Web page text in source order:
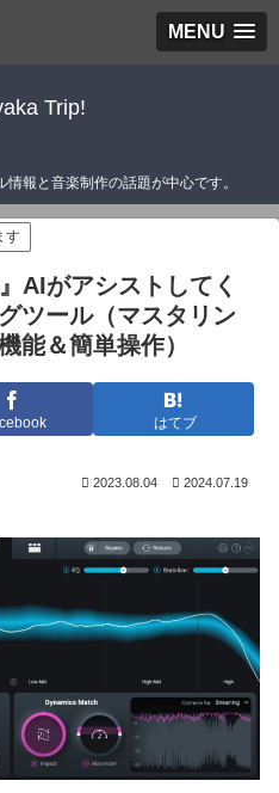
MENU
Trip!
報と音楽制作の話題が中心です。
す
AIがアシストしてく
ツール（マスタリン
能＆簡単操作）
はてブ
2023.08.04 2024.07.19